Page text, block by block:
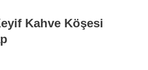
Kahve Köşesi